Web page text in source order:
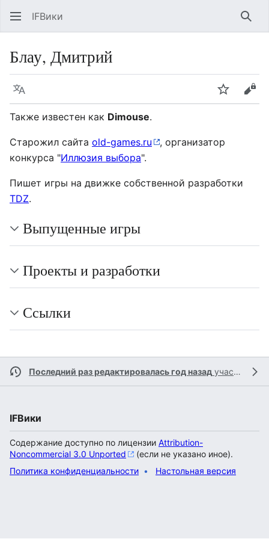
IFВики
Блау, Дмитрий
Язык Следить
Также известен как Dimouse.
Старожил сайта old-games.ru
, организатор
конкурса "Иллюзия выбора".
Пишет игры на движке собственной разработки
TDZ.
Выпущенные игры
Проекты и разработки
Ссылки
Последний раз редактировалась год назад участником
IFВики
Содержание доступно по лицензии Attribution-
Noncommercial 3.0 Unported
(если не указано иное).
Политика конфиденциальности
Настольная версия